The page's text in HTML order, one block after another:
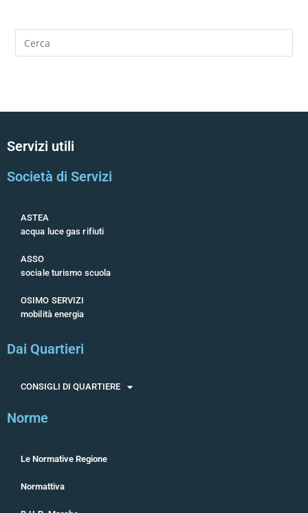
Servizi utili
Società di Servizi
ASTEA
acqua luce gas rifiuti
ASSO
sociale turismo scuola
OSIMO SERVIZI
mobilità energia
Dai Quartieri
CONSIGLI DI QUARTIERE
Norme
Le Normative Regione
Normattiva